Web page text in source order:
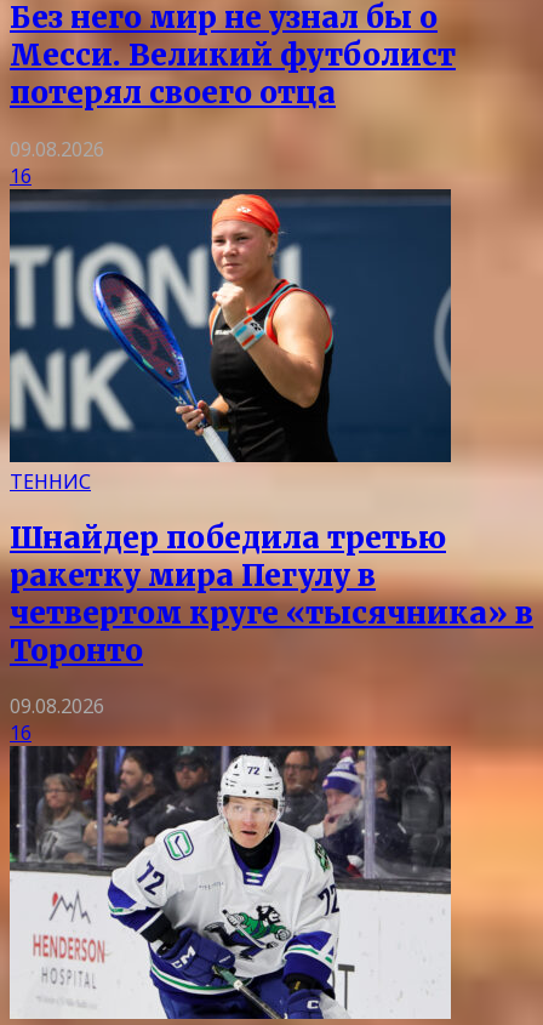
Без него мир не узнал бы о
Месси. Великий футболист
потерял своего отца
09.08.2026
16
ТЕННИС
Шнайдер победила третью
ракетку мира Пегулу в
четвертом круге «тысячника» в
Торонто
09.08.2026
16